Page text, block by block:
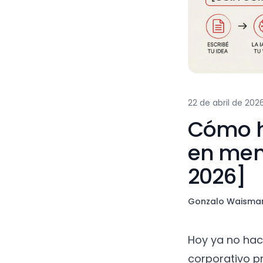
22 de abril de
Cómo
en
2026]
Gonzalo
Hoy ya no
corporativo